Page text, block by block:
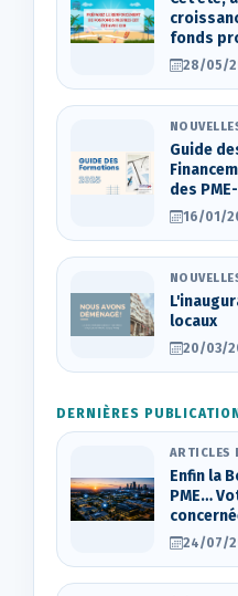
fonds
28/05/
Guide
des
16/01/
locaux
20/03/
DERNIÈRES
ARTICLES
Enfin la
PME… Votre entreprise est-elle
24/07/